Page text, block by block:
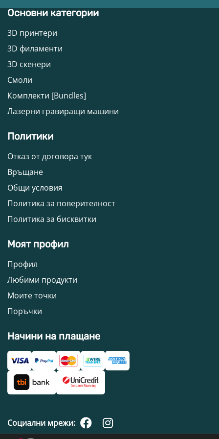
Основни категории
3D принтери
3D филаменти
3D скенери
Смоли
Комплекти [Bundles]
Лазерни гравиращи машини
Политики
Отказ от договора тук
Връщане
Общи условия
Политика за поверителност
Политика за бисквитки
Моят профил
Профил
Любими продукти
Моите точки
Поръчки
Начини на плащане
Социални мрежи: